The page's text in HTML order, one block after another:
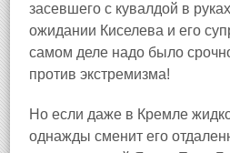
засевшего с кувалдой в
ожидании Киселева и его
самом деле надо было
против экстремизма!
Но если даже в Кремле
однажды сменит его